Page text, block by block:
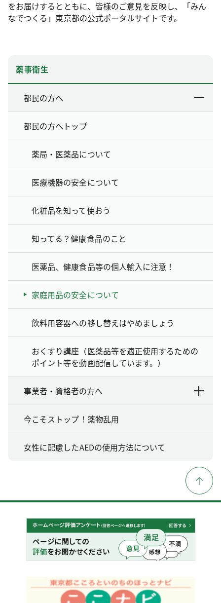
をお届けするとともに、皆様のご意見を反映し、「みん
なでつくる」東京都の公式ポータルサイトです。
薬事衛生
都民の方へ
都民の方へトップ
薬局・医薬品について
医療機器の安全について
化粧品を知って使おう
知ってる？健康食品のこと
医薬品、健康食品等の個人輸入に注意！
家庭用品の安全について
飲料用容器への移し替えはやめましょう
おくすり講座（医薬品等を適正使用するための
ポイント等を動画配信しています。）
事業者・資格者の方へ
今こそストップ！薬物乱用
女性に配慮したAEDの使用方法について